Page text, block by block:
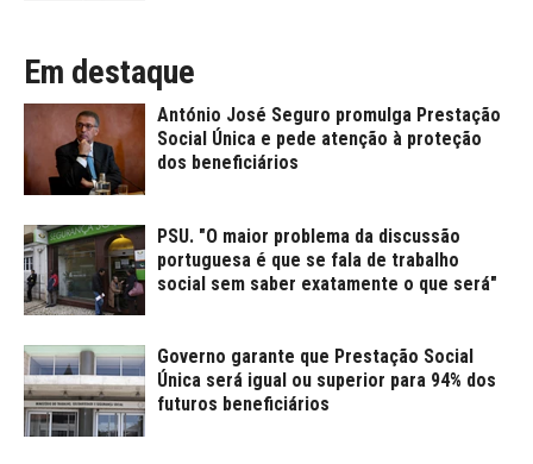
Em destaque
António José Seguro promulga Prestação
Social Única e pede atenção à proteção
dos beneficiários
PSU. "O maior problema da discussão
portuguesa é que se fala de trabalho
social sem saber exatamente o que será"
Governo garante que Prestação Social
Única será igual ou superior para 94% dos
futuros beneficiários